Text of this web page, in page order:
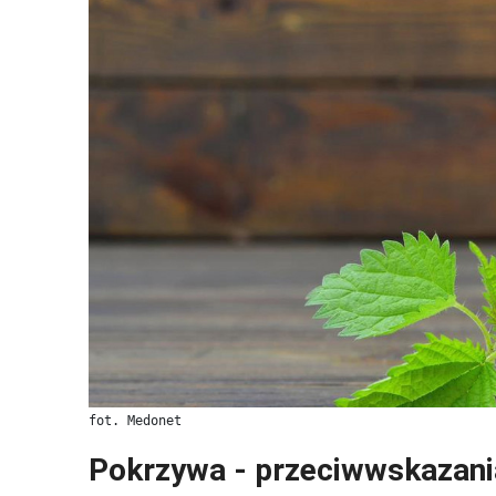
fot. Medonet
Pokrzywa -